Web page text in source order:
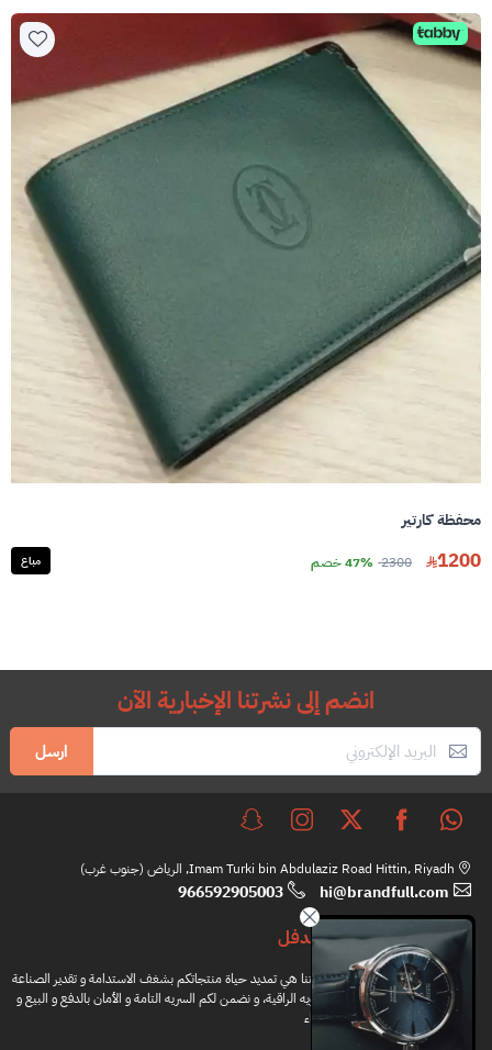
محفظة كارتير
1200
2300 47% خصم مباع
انضم إلى نشرتنا الإخبارية الآن
ارسل
Imam Turki bin Abdulaziz Road Hittin, Riyadh, الرياض (جنوب غرب)
hi@brandfull.com
966592905003
براندفل
مهمتنا هي تمديد حياة منتجاتكم بشغف الاستدامة و تقدير الصناعة
اليدويه الراقية، و نضمن لكم السريه التامة و الأمان بالدفع و البيع و
الشراء